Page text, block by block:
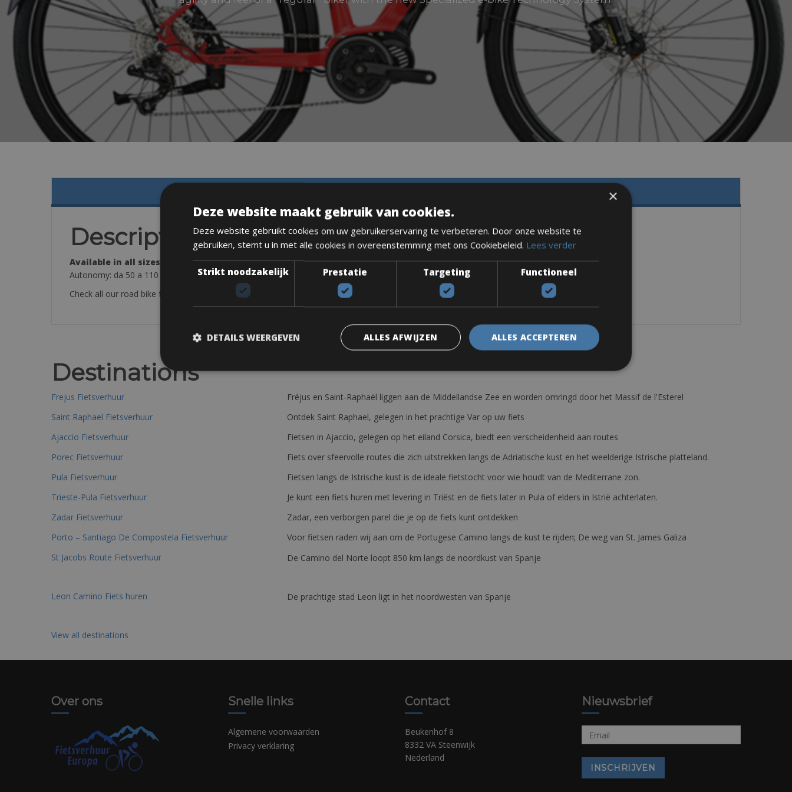
Description
Available in all sizes:
Autonomy: da 50 a 110 km – Telaio: E-MTB 29er Alu – Motore: ETR 3 36V 250W 26kg
Check all our road bike friendly hotel pages : Cycle Classic Tours Bike Hotels
Destinations
Frejus Fietsverhuur
Fréjus en Saint-Raphaël liggen aan de Middellandse Zee en worden omringd door het Massif de l'Esterel
Saint Raphael Fietsverhuur
Ontdek Saint Raphael, gelegen in het prachtige Var op uw fiets
Ajaccio Fietsverhuur
Fietsen in Ajaccio, gelegen op het eiland Corsica, biedt een verscheidenheid aan routes
Porec Fietsverhuur
Fiets over sfeervolle routes die zich uitstrekken langs de Adriatische kust en het weelderige Istrische platteland.
Pula Fietsverhuur
Fietsen langs de Istrische kust is de ideale fietstocht voor wie houdt van de Mediterrane zon.
Trieste-Pula Fietsverhuur
Je kunt een fiets huren met levering in Triëst en de fiets later in Pula of elders in Istrië achterlaten.
Zadar Fietsverhuur
Zadar, een verborgen parel die je op de fiets kunt ontdekken
Porto – Santiago De Compostela Fietsverhuur
Voor fietsen raden wij aan om de Portugese Camino langs de kust te rijden; De weg van St. James Galiza
St Jacobs Route Fietsverhuur
De Camino del Norte loopt 850 km langs de noordkust van Spanje
Leon Camino Fiets huren De prachtige stad Leon ligt in het noordwesten van Spanje
View all destinations
Over ons Snelle links
Algemene voorwaarden
Privacy verklaring
Contact
Beukenhof 8
8332 VA Steenwijk
Nederland
Nieuwsbrief
×
Deze website maakt gebruik van cookies.
Deze website gebruikt cookies om uw gebruikerservaring te verbeteren. Door onze website te
gebruiken, stemt u in met alle cookies in overeenstemming met ons Cookiebeleid. Lees verder
Strikt noodzakelijk Prestatie Targeting Functioneel
ALLES ACCEPTEREN
ALLES AFWIJZEN
DETAILS WEERGEVEN